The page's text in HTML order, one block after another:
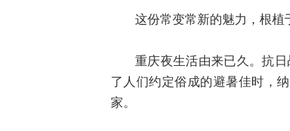
这份常变常新的魅力，根植
重庆夜生活由来已久。抗
了人们约定俗成的避暑佳时，
家。